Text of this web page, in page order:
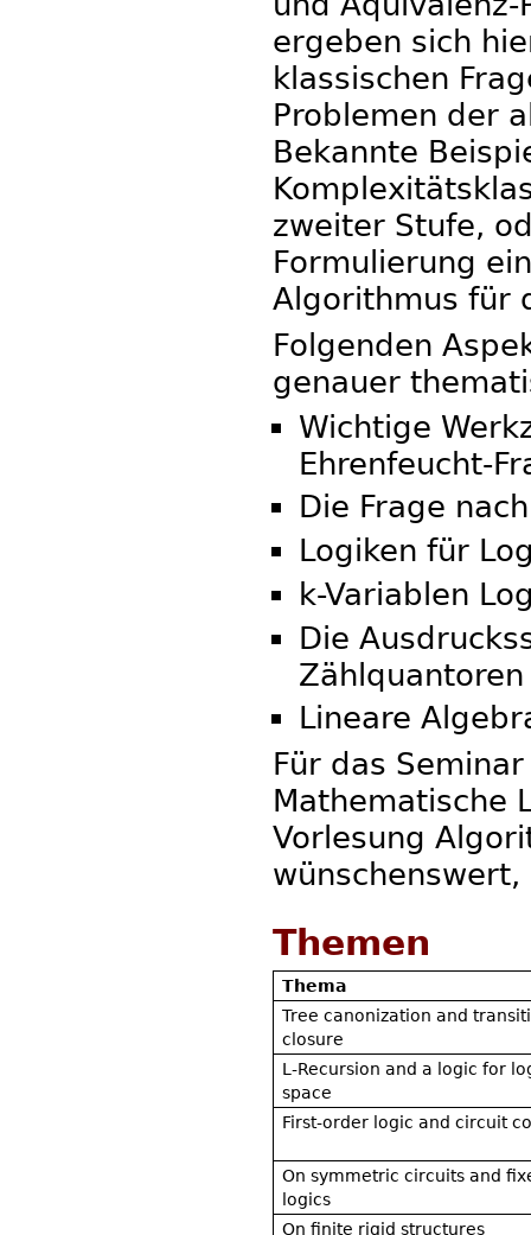
ergeben sich
klassischen
Problemen der
Bekannte
zweiter Stufe,
Formulierung
Algorithmus für
Folgenden
genauer
Wichtige
Ehrenfeucht-
Die Frage
Logiken für
k-Variablen
Die
Zählquantoren
Lineare
Für das
Mathematische
Vorlesung
Themen
Thema
Tree canonization and
closure
L-Recursion and a logic for
space
First-order logic and circuit
On symmetric circuits and
logics
On finite rigid structures